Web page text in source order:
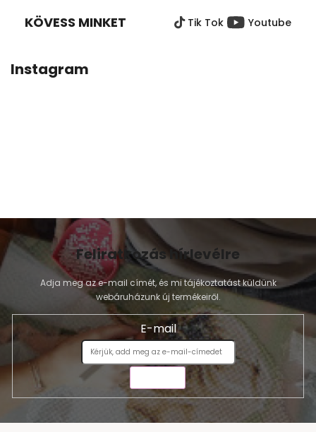
KÖVESS MINKET Tik Tok Youtube
Instagram
Feliratkozás hírlevélre
Adja meg az e-mail címét, és mi tájékoztatást küldünk
webáruházunk új termékeiről.
E-mail